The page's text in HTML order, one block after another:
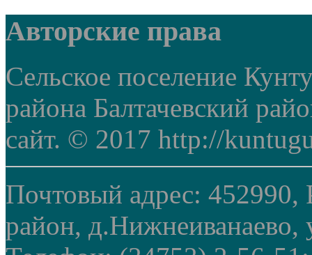
Авторские права
Сельское поселение
района Балтачевский
сайт. © 2017 http://
Почтовый адрес: 452990,
район, д.Нижнеиванаево,